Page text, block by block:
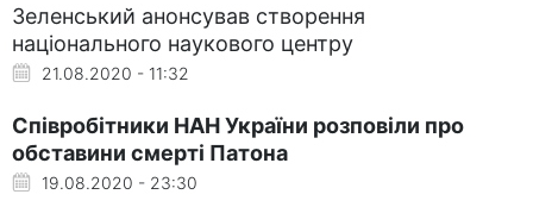
Зеленський анонсував створення
національного наукового центру
21.08.2020 - 11:32
Співробітники НАН України розповіли про
обставини смерті Патона
19.08.2020 - 23:30